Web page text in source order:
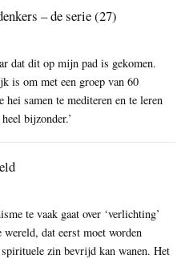
– de serie (27)
dat dit op mijn pad is gekomen.
is om met een groep van 60
hei samen te mediteren en te leren
bijzonder.’
te vaak gaat over ‘verlichting’
dat eerst moet worden
zin bevrijd kan wanen. Het